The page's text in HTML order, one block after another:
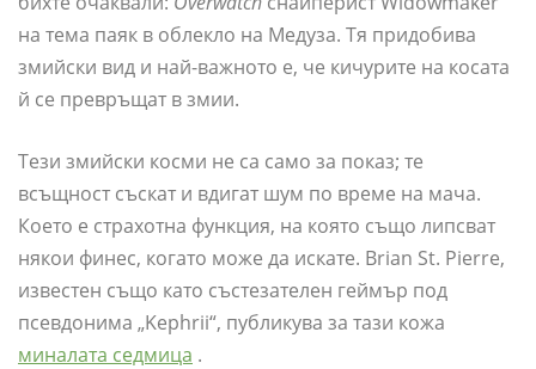
на тема паяк в облекло на Медуза. Тя придобива
змийски вид и най-важното е, че кичурите на косата
й се превръщат в змии.
Тези змийски косми не са само за показ; те
всъщност съскат и вдигат шум по време на мача.
Което е страхотна функция, на която също липсват
някои финес, когато може да искате. Brian St. Pierre,
известен също като състезателен геймър под
псевдонима „Kephrii“, публикува за тази кожа
миналата седмица .